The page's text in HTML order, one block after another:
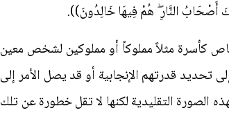
أَصْحَابُ النَّارِ ۖ هُمْ فِيهَا خَالِدُونَ)).
كأسرة مثلاً مملوكاً أو مملوكين لشخص معين
تحديد قدرتهم الإنجابية أو قد يصل الأمر إلى
الصورة التقليدية لكنها لا تقل خطورة عن تلك